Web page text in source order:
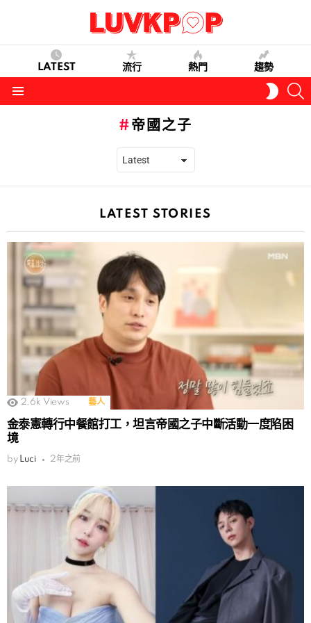
LATEST 流行 熱門 趨勢
SKIN
帝國之子
LATEST STORIES
2.6k Views 藝人
金泰憲轉行中餐館打工，坦言帝國之子中斷活動一度陷困
境
by Luci 2年之前